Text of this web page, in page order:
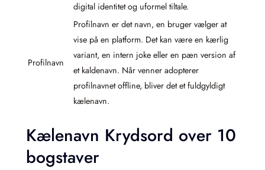
digital identitet og uformel tiltale.
Profilnavn
Profilnavn er det navn, en bruger vælger at
vise på en platform. Det kan være en kærlig
variant, en intern joke eller en pæn version af
et kaldenavn. Når venner adopterer
profilnavnet offline, bliver det et fuldgyldigt
kælenavn.
Kælenavn Krydsord over 10
bogstaver